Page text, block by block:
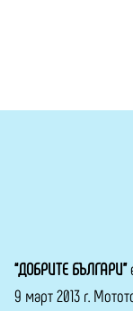
“ДОБРИТЕ БЪЛГАРИ”
9 март 2013 г.